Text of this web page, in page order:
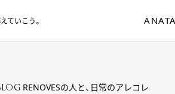
ていこう。
RENOVESの人と、日常のアレコレ